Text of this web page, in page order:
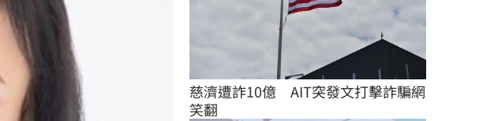
慈濟遭詐10億　AIT突發文打擊詐騙網
笑翻